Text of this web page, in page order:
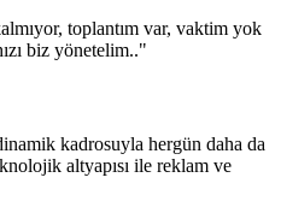
toplantım var, vaktim yok
biz yönetelim.."
kadrosuyla hergün daha da
altyapısı ile reklam ve